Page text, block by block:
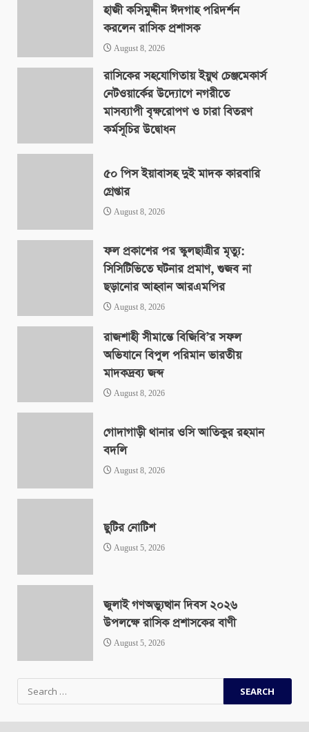
হাজী কসিমুদ্দীন ঈদগাহ পরিদর্শন
করলেন রাসিক প্রশাসক
August 8, 2026
রাসিকের সহযোগিতায় ইয়ুথ চেঞ্জমেকার্স
নেটওয়ার্কের উদ্যোগে নগরীতে
মাসব্যাপী বৃক্ষরোপণ ও চারা বিতরণ
কর্মসূচির উদ্বোধন
৫০ পিস ইয়াবাসহ দুই মাদক কারবারি
গ্রেপ্তার
August 8, 2026
ফল প্রকাশের পর স্কুলছাত্রীর মৃত্যু:
সিসিটিভিতে ঘটনার প্রমাণ, গুজব না
ছড়ানোর আহ্বান আরএমপির
August 8, 2026
রাজশাহী সীমান্তে বিজিবি’র সফল
অভিযানে বিপুল পরিমান ভারতীয়
মাদকদ্রব্য জব্দ
August 8, 2026
গোদাগাড়ী থানার ওসি আতিকুর রহমান
বদলি
August 8, 2026
ছুটির নোটিশ
August 5, 2026
জুলাই গণঅভ্যুত্থান দিবস ২০২৬
উপলক্ষে রাসিক প্রশাসকের বাণী
August 5, 2026
Search
for: